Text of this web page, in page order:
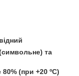
та
(при +20 ºС)